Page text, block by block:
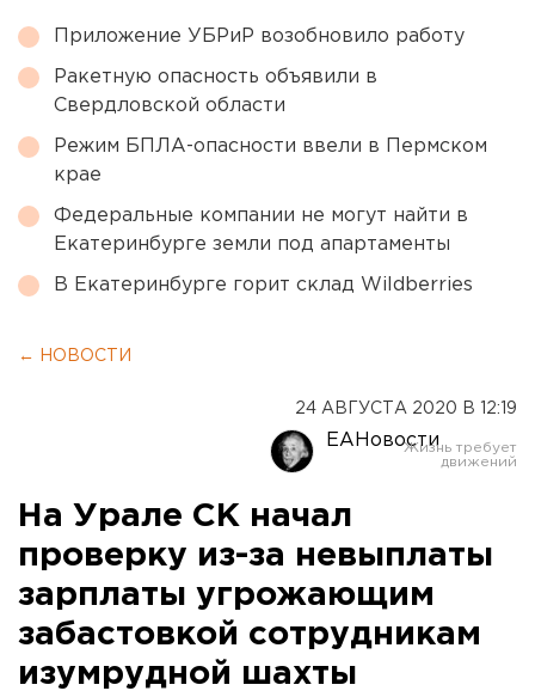
Приложение УБРиР возобновило работу
Ракетную опасность объявили в
Свердловской области
Режим БПЛА-опасности ввели в Пермском
крае
Федеральные компании не могут найти в
Екатеринбурге земли под апартаменты
В Екатеринбурге горит склад Wildberries
← НОВОСТИ
24 АВГУСТА 2020 В 12:19
ЕАНовости
На Урале СК начал
проверку из-за невыплаты
зарплаты угрожающим
забастовкой сотрудникам
изумрудной шахты